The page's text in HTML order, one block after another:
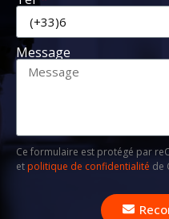
Message
Ce formulaire est protégé par
etpolitique de confidentialité de